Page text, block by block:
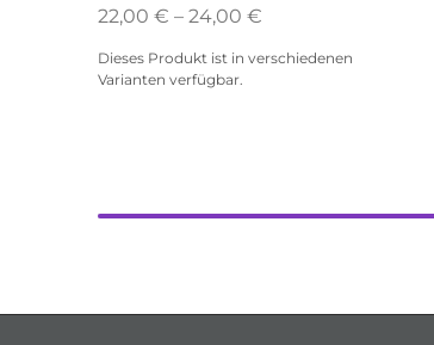
22,00 € – 24,00 €
Dieses Produkt ist in verschiedenen
Varianten verfügbar.